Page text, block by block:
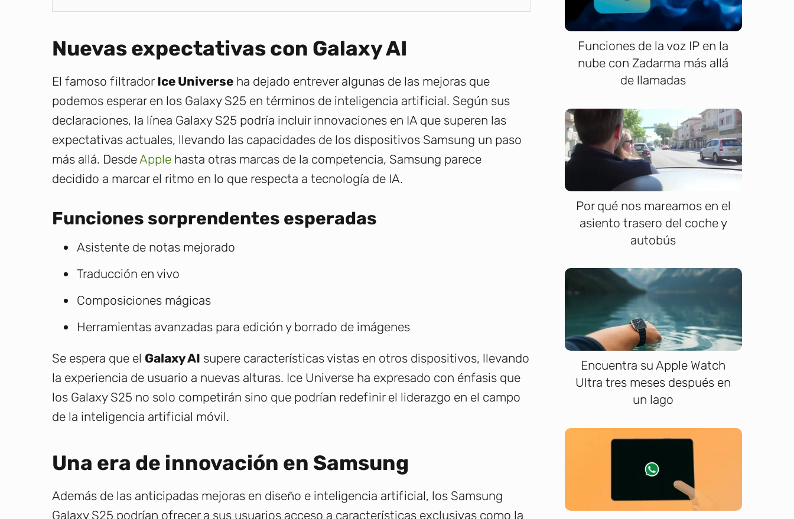
Nuevas expectativas con Galaxy AI
El famoso filtrador Ice Universe ha dejado entrever algunas de las mejoras que
podemos esperar en los Galaxy S25 en términos de inteligencia artificial. Según sus
declaraciones, la línea Galaxy S25 podría incluir innovaciones en IA que superen las
expectativas actuales, llevando las capacidades de los dispositivos Samsung un paso
más allá. DesdeApple hasta otras marcas de la competencia, Samsung parece
decidido a marcar el ritmo en lo que respecta a tecnología de IA.
Funciones sorprendentes esperadas
Asistente de notas mejorado
Traducción en vivo
Composiciones mágicas
Herramientas avanzadas para edición y borrado de imágenes
Se espera que el Galaxy AI supere características vistas en otros dispositivos, llevando
la experiencia de usuario a nuevas alturas. Ice Universe ha expresado con énfasis que
los Galaxy S25 no solo competirán sino que podrían redefinir el liderazgo en el campo
de la inteligencia artificial móvil.
Una era de innovación en Samsung
Además de las anticipadas mejoras en diseño e inteligencia artificial, los Samsung
Galaxy S25 podrían ofrecer a sus usuarios acceso a características exclusivas como la
Funciones de la voz IP en la
nube con Zadarma más allá
de llamadas
Por qué nos mareamos en el
asiento trasero del coche y
autobús
Encuentra su Apple Watch
Ultra tres meses después en
un lago